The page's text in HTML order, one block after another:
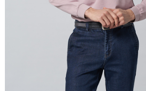
每筆NT$80，滿NT$1,200(含以上)免運費